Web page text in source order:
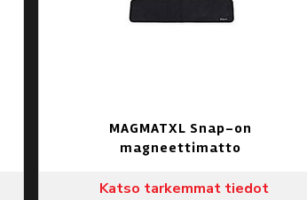
MAGMATXL Snap-on
magneettimatto
Katso tarkemmat tiedot